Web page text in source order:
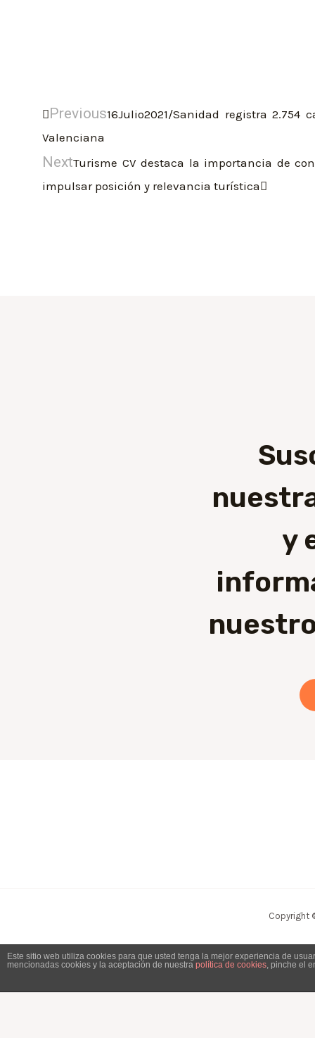
Previous16Julio2021/Sanidad registra
Valenciana
NextTurisme CV destaca la importancia de
impulsar posición y relevancia turística
y
Copyright
Este sitio web utiliza cookies para que usted tenga la mejor experiencia de
mencionadas cookies y la aceptación de nuestra política de cookies, pinche el